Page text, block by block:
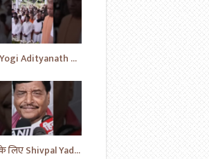
CM Yogi Adityanath ने दी MP Umashankar को श्रद्धांजलि | News in Hindi | News Today | #shorts #yt
BJP के लिए Shivpal Yadav Yadav ने लगाया गंभीर आरोप | #samajwadiparty | Akhilesh Yadav | #shorts #yt